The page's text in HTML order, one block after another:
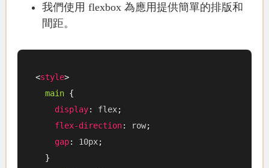
我們使用 flexbox 為應用提供簡單的排版和
間距。
<style>
main {
display: flex;
flex-direction: row;
gap: 10px;
}